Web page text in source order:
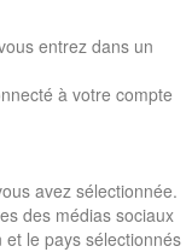
entrez dans un
à votre compte
avez sélectionnée.
des médias sociaux
le pays sélectionnés